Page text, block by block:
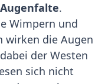
.
Wimpern und
wirken die Augen
der Westen
sich nicht